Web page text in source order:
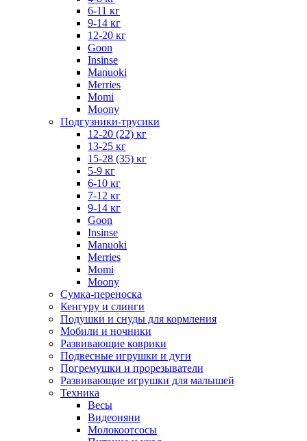
6-11 кг
9-14 кг
12-20 кг
Goon
Insinse
Manuoki
Merries
Momi
Moony
Подгузники-трусики
12-20 (22) кг
13-25 кг
15-28 (35) кг
5-9 кг
6-10 кг
7-12 кг
9-14 кг
Goon
Insinse
Manuoki
Merries
Momi
Moony
Сумка-переноска
Кенгуру и слинги
Подушки и снуды для кормления
Мобили и ночники
Развивающие коврики
Подвесные игрушки и дуги
Погремушки и прорезыватели
Развивающие игрушки для малышей
Техника
Весы
Видеоняни
Молокоотсосы